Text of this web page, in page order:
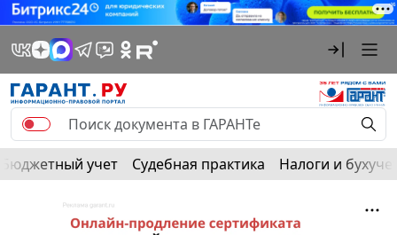
Бюджетный учет Судебная практика Налоги и